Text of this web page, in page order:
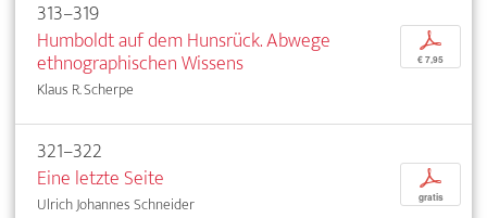
313–319
Humboldt auf dem Hunsrück. Abwege
ethnographischen Wissens
Klaus R. Scherpe
p
€ 7,95
321–322
Eine letzte Seite
Ulrich Johannes Schneider
p
gratis